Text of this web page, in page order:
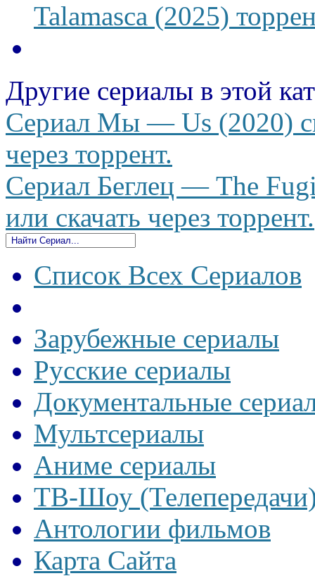
Talamasca (2025)
Другие сериалы в этой
Сериал Мы — Us (2020)
через торрент.
Сериал Беглец — The
или скачать через торрент.
Список Всех Сериалов
Зарубежные сериалы
Русские сериалы
Документальные
Мультсериалы
Аниме сериалы
ТВ-Шоу
Антологии фильмов
Карта Сайта